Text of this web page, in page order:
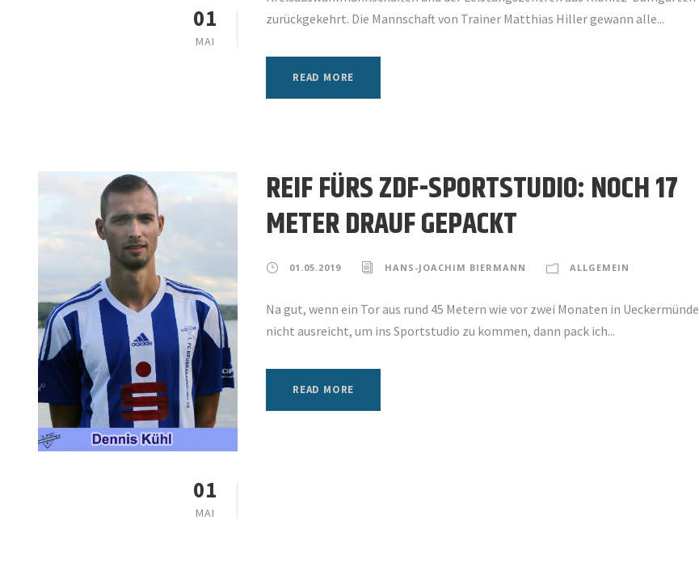
01
MAI
zurückgekehrt. Die Mannschaft von Trainer Matthias Hiller gewann alle...
READ MORE
01
MAI
REIF FÜRS ZDF-SPORTSTUDIO: NOCH 17
METER DRAUF GEPACKT
01.05.2019 HANS-JOACHIM BIERMANN ALLGEMEIN
Na gut, wenn ein Tor aus rund 45 Metern wie vor zwei Monaten in Ueckermünde
nicht ausreicht, um ins Sportstudio zu kommen, dann pack ich...
READ MORE